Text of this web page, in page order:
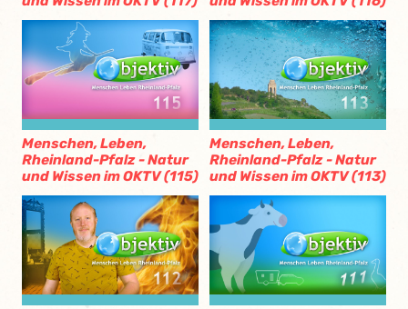
Menschen, Leben,
Rheinland-Pfalz - Natur
und Wissen im OKTV (115)
Menschen, Leben,
Rheinland-Pfalz - Natur
und Wissen im OKTV (113)